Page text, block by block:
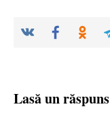
Lasă un răspuns